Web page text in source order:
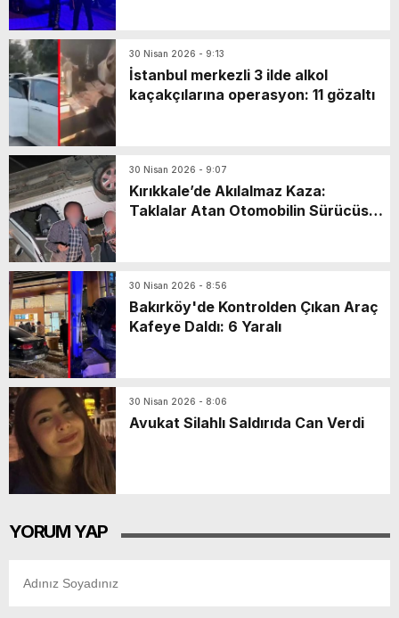
30 Nisan 2026 - 9:13
İstanbul merkezli 3 ilde alkol
kaçakçılarına operasyon: 11 gözaltı
30 Nisan 2026 - 9:07
Kırıkkale’de Akılalmaz Kaza:
Taklalar Atan Otomobilin Sürücüsü
30 Nisan 2026 - 8:56
Bakırköy'de Kontrolden Çıkan Araç
Kafeye Daldı: 6 Yaralı
30 Nisan 2026 - 8:06
Avukat Silahlı Saldırıda Can Verdi
YORUM YAP